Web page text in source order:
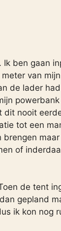
ben gaan
van
de lader
dit nooit
tot een
of
de tent
gepland
ik kon nog